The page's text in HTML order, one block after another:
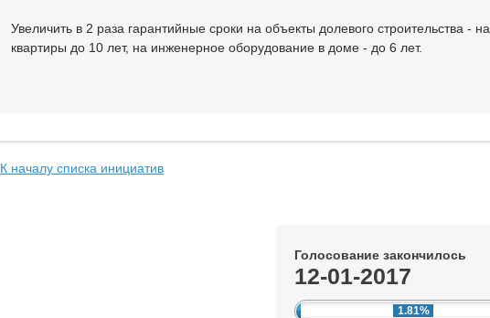
Увеличить в 2 раза гарантийные сроки на объекты долевого строительства - на
квартиры до 10 лет, на инженерное оборудование в доме - до 6 лет.
К началу списка инициатив
Голосование закончилось
12-01-2017
1.81%